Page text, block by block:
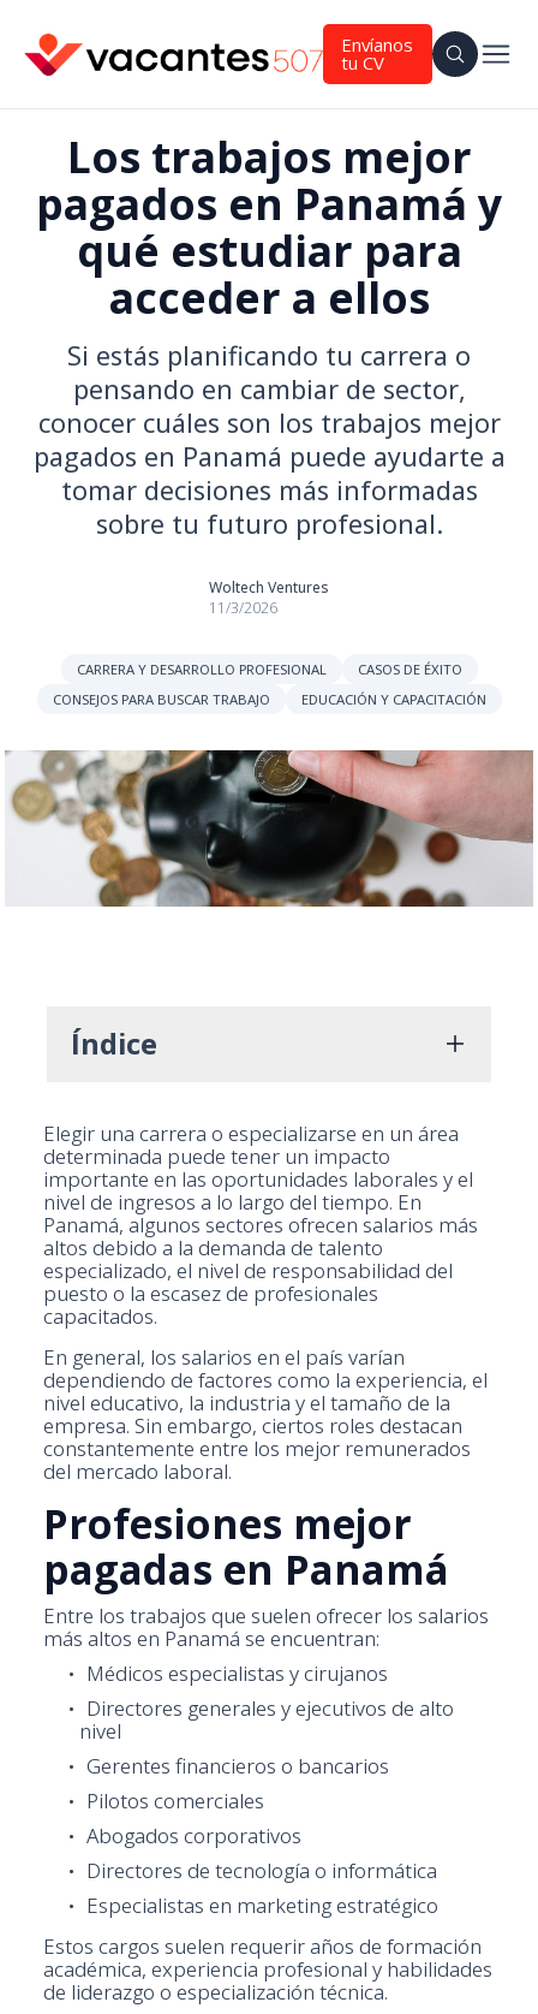
Envíanos
tu CV
Los trabajos mejor
pagados en Panamá y
qué estudiar para
acceder a ellos
Si estás planificando tu carrera o
pensando en cambiar de sector,
conocer cuáles son los trabajos mejor
pagados en Panamá puede ayudarte a
tomar decisiones más informadas
sobre tu futuro profesional.
Woltech Ventures
11/3/2026
CARRERA Y DESARROLLO PROFESIONAL
CASOS DE ÉXITO
CONSEJOS PARA BUSCAR TRABAJO
EDUCACIÓN Y CAPACITACIÓN
Índice
Elegir una carrera o especializarse en un área
determinada puede tener un impacto
importante en las oportunidades laborales y el
nivel de ingresos a lo largo del tiempo. En
Panamá, algunos sectores ofrecen salarios más
altos debido a la demanda de talento
especializado, el nivel de responsabilidad del
puesto o la escasez de profesionales
capacitados.
En general, los salarios en el país varían
dependiendo de factores como la experiencia, el
nivel educativo, la industria y el tamaño de la
empresa. Sin embargo, ciertos roles destacan
constantemente entre los mejor remunerados
del mercado laboral.
Profesiones mejor
pagadas en Panamá
Entre los trabajos que suelen ofrecer los salarios
más altos en Panamá se encuentran:
Médicos especialistas y cirujanos
Directores generales y ejecutivos de alto
nivel
Gerentes financieros o bancarios
Pilotos comerciales
Abogados corporativos
Directores de tecnología o informática
Especialistas en marketing estratégico
Estos cargos suelen requerir años de formación
académica, experiencia profesional y habilidades
de liderazgo o especialización técnica.